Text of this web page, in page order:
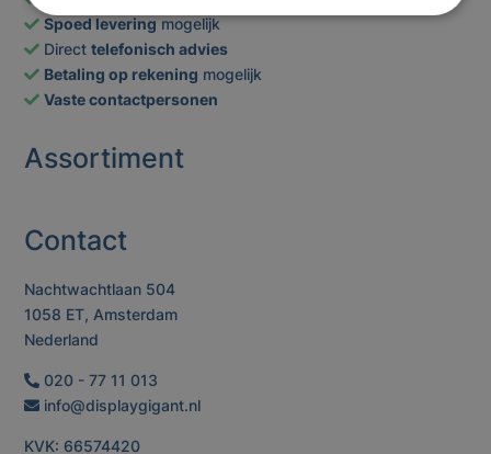
Spoed leveringmogelijk
Directtelefonisch advies
Betaling op rekening mogelijk
Vaste contactpersonen
Assortiment
Contact
Nachtwachtlaan 504
1058 ET, Amsterdam
Nederland
020 - 77 11 013
info@displaygigant.nl
KVK: 66574420